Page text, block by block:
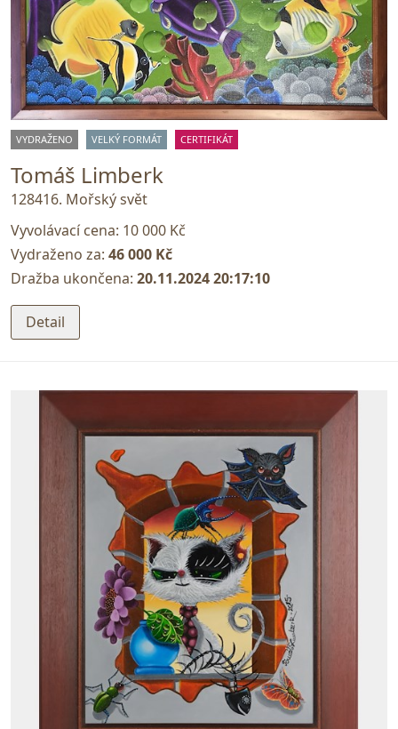
VYDRAŽENO VELKÝ FORMÁT CERTIFIKÁT
Tomáš Limberk
128416. Mořský svět
Vyvolávací cena: 10 000 Kč
Vydraženo za: 46 000 Kč
Dražba ukončena: 20.11.2024 20:17:10
Detail